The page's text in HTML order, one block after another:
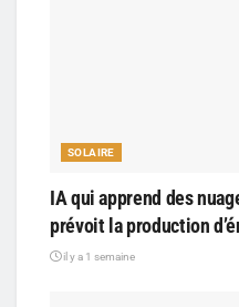
SOLAIRE
IA qui apprend des
prévoit la production
il y a 1 semaine